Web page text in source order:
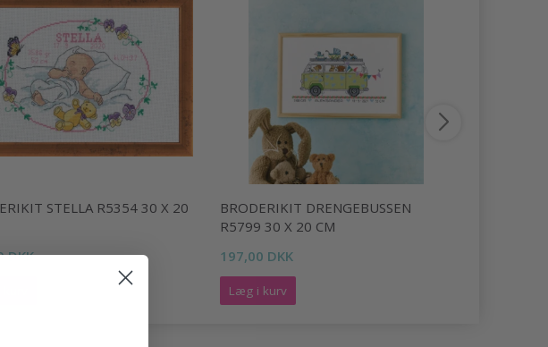
STELLA R5354 30 X 20
DKK
BRODERIKIT DRENGEBUSSEN
R5799 30 X 20 CM
197,00 DKK
Læg i kurv